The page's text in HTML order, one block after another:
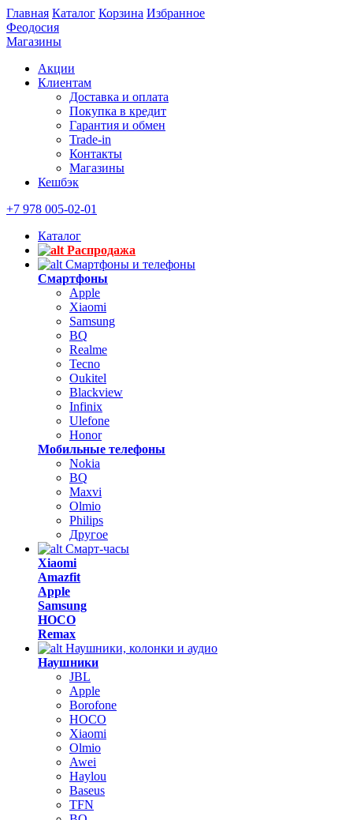
Главная Каталог Корзина Избранное
Феодосия
Магазины
Акции
Клиентам
Доставка и оплата
Покупка в кредит
Гарантия и обмен
Trade-in
Контакты
Магазины
Кешбэк
+7 978 005-02-01
Каталог
Распродажа
Смартфоны и телефоны
Смартфоны
Apple
Xiaomi
Samsung
BQ
Realme
Tecno
Oukitel
Blackview
Infinix
Ulefone
Honor
Мобильные телефоны
Nokia
BQ
Maxvi
Olmio
Philips
Другое
Смарт-часы
Xiaomi
Amazfit
Apple
Samsung
HOCO
Remax
Наушники, колонки и аудио
Наушники
JBL
Apple
Borofone
HOCO
Xiaomi
Olmio
Awei
Haylou
Baseus
TFN